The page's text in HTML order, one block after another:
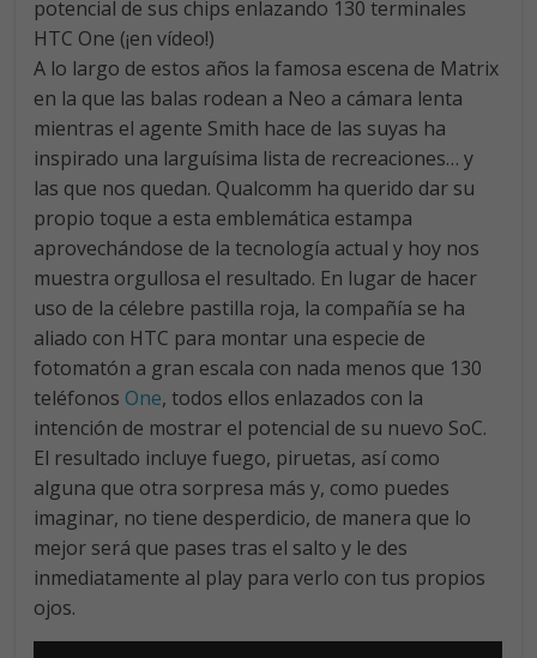
A lo largo de estos años la famosa escena de Matrix
en la que las balas rodean a Neo a cámara lenta
mientras el agente Smith hace de las suyas ha
inspirado una larguísima lista de recreaciones… y
las que nos quedan. Qualcomm ha querido dar su
propio toque a esta emblemática estampa
aprovechándose de la tecnología actual y hoy nos
muestra orgullosa el resultado. En lugar de hacer
uso de la célebre pastilla roja, la compañía se ha
aliado con HTC para montar una especie de
fotomatón a gran escala con nada menos que 130
teléfonos One, todos ellos enlazados con la
intención de mostrar el potencial de su nuevo SoC.
El resultado incluye fuego, piruetas, así como
alguna que otra sorpresa más y, como puedes
imaginar, no tiene desperdicio, de manera que lo
mejor será que pases tras el salto y le des
inmediatamente al play para verlo con tus propios
ojos.